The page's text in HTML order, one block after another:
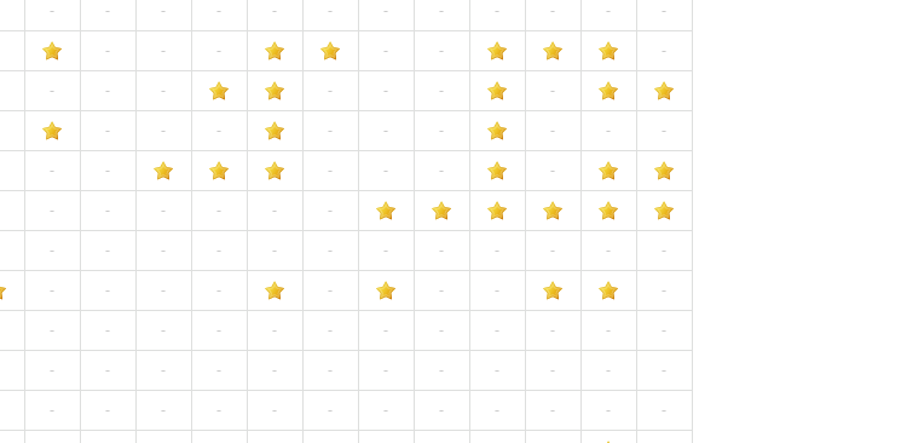
- - - - - - - - - - - -
- - - - - -
- - - - - - -
- - - - - - - - -
- - - - - -
- - - - - -
- - - - - - - - - - - -
- - - - - - - -
- - - - - - - - - - - -
- - - - - - - - - - - -
- - - - - - - - - - - -